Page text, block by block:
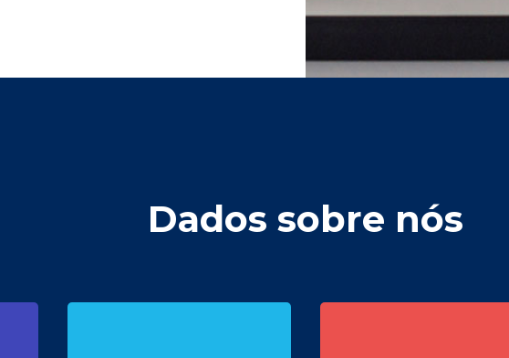
Dados sobre nós